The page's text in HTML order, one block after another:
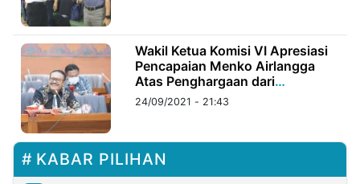
Kabarbaru.co
2026
PT.
Kabarbaru
Media
Holding
Wakil Ketua Komisi VI Apresiasi
Pencapaian Menko Airlangga
Atas Penghargaan dari
Pemerintah India
24/09/2021 - 21:43
KABAR PILIHAN